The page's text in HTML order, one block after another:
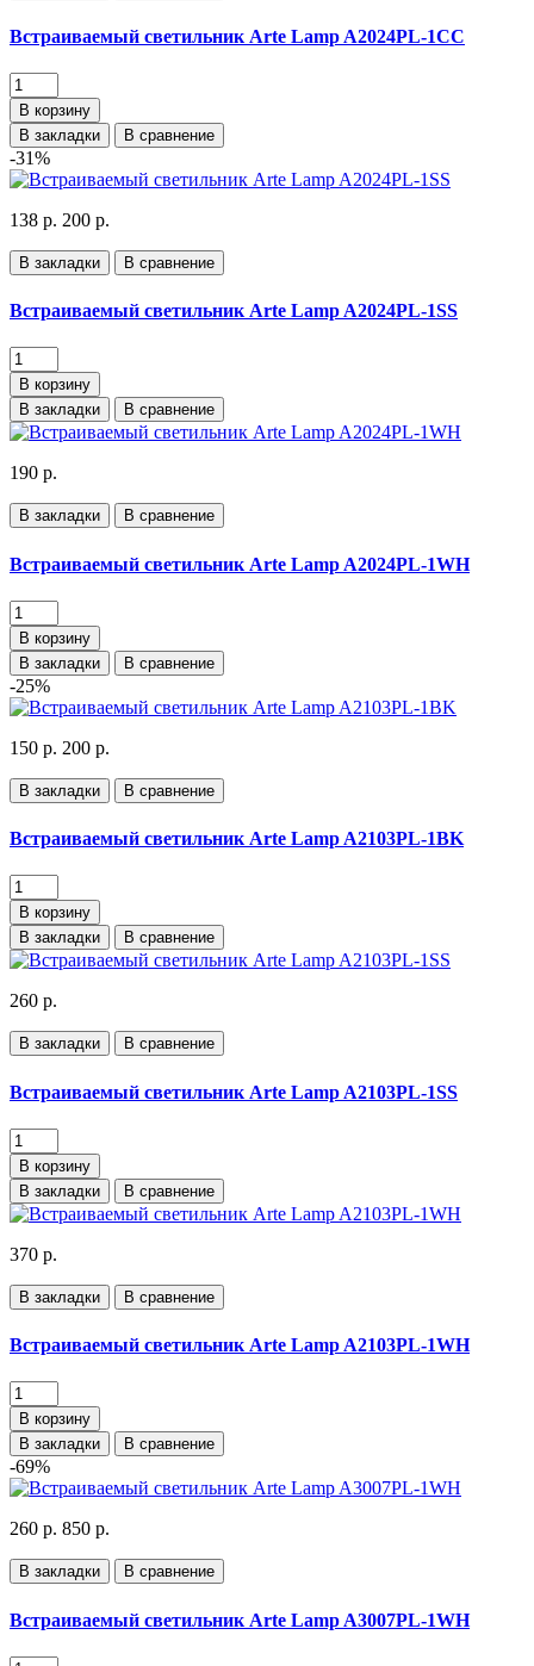
Встраиваемый светильник Arte Lamp A2024PL-1CC
В корзину
В закладки
В сравнение
-31%
138 р. 200 р.
В закладки В сравнение
Встраиваемый светильник Arte Lamp A2024PL-1SS
В корзину
В закладки
В сравнение
190 р.
В закладки В сравнение
Встраиваемый светильник Arte Lamp A2024PL-1WH
В корзину
В закладки
В сравнение
-25%
150 р. 200 р.
В закладки В сравнение
Встраиваемый светильник Arte Lamp A2103PL-1BK
В корзину
В закладки
В сравнение
260 р.
В закладки В сравнение
Встраиваемый светильник Arte Lamp A2103PL-1SS
В корзину
В закладки
В сравнение
370 р.
В закладки В сравнение
Встраиваемый светильник Arte Lamp A2103PL-1WH
В корзину
В закладки
В сравнение
-69%
260 р. 850 р.
В закладки В сравнение
Встраиваемый светильник Arte Lamp A3007PL-1WH